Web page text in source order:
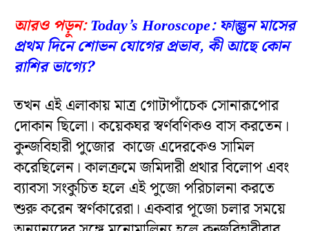
আরও পড়ুন: Today’s Horoscope: ফাল্গুন মাসের
প্রথম দিনে শোভন যোগের প্রভাব, কী আছে কোন
রাশির ভাগ্যে?
তখন এই এলাকায় মাত্র গোটাপাঁচেক সোনারূপোর
দোকান ছিলো। কয়েকঘর স্বর্ণবণিকও বাস করতেন।
কুন্জবিহারী পুজোর কাজে এদেরকেও সামিল
করেছিলেন। কালক্রমে জমিদারী প্রথার বিলোপ এবং
ব্যাবসা সংকুচিত হলে এই পুজো পরিচালনা করতে
শুরু করেন স্বর্ণকারেরা। একবার পূজো চলার সময়ে